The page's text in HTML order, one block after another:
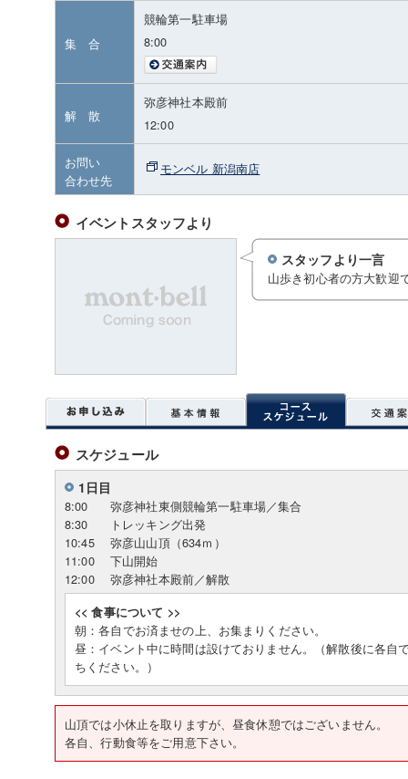
集 合
競輪第一駐車場
8:00
解 散
弥彦神社本殿前
12:00
お問い
合わせ先
モンベル 新潟南店
イベントスタッフより
スタッフより一言
山歩き初心者の方大歓迎
スケジュール
1日目
8:00
弥彦神社東側競輪第一駐車場／集合
8:30
トレッキング出発
10:45
弥彦山山頂（634ｍ）
11:00
下山開始
12:00
弥彦神社本殿前／解散
<< 食事について >>
朝：各自でお済ませの上、お集まりください。
昼：イベント中に時間は設けておりません。（解散後に各自
ちください。）
山頂では小休止を取りますが、昼食休憩ではございません。
各自、行動食等をご用意下さい。